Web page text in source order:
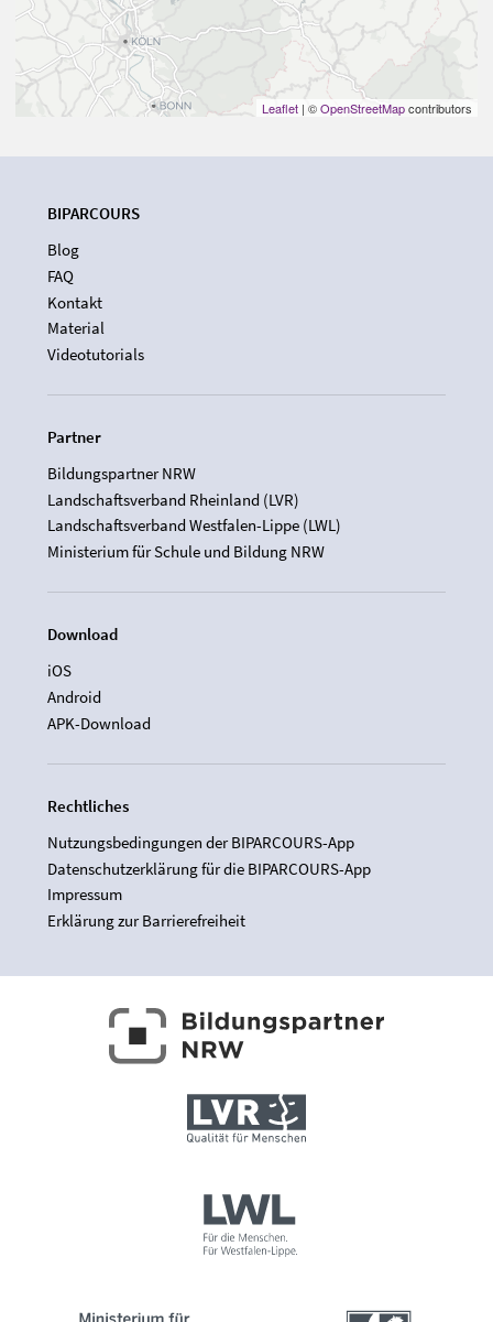
Leaflet | ©OpenStreetMapcontributors
BIPARCOURS
Blog
FAQ
Kontakt
Material
Videotutorials
Partner
Bildungspartner NRW
Landschaftsverband Rheinland (LVR)
Landschaftsverband Westfalen-Lippe (LWL)
Ministerium für Schule und Bildung NRW
Download
iOS
Android
APK-Download
Rechtliches
Nutzungsbedingungen der BIPARCOURS-App
Datenschutzerklärung für die BIPARCOURS-App
Impressum
Erklärung zur Barrierefreiheit